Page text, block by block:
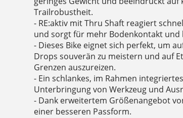
Trailrobustheit.
- RE:aktiv mit Thru Shaft reagiert
und sorgt für mehr Bodenkontakt und
- Dieses Bike eignet sich perfekt, um
Drops souverän zu meistern und auf
Grenzen auszureizen.
- Ein schlankes, im Rahmen
Unterbringung von Werkzeug und
- Dank erweitertem Größenangebot
einer besseren Passform.